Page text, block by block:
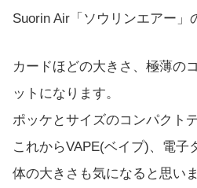
Suorin Air「ソウリンエアー」
カードほどの大きさ、極薄の
ットになります。
ポッケとサイズのコンパクト
これからVAPE(ベイプ)、電子
体の大きさも気になると思いま